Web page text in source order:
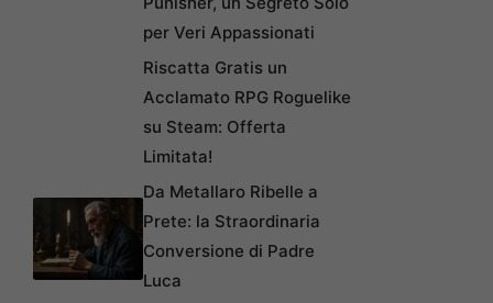
per Veri Appassionati
Riscatta Gratis un
Acclamato RPG Roguelike
su Steam: Offerta
Limitata!
Da Metallaro Ribelle a
Prete: la Straordinaria
Conversione di Padre
Luca